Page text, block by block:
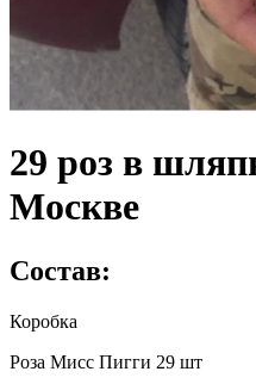
29 роз в
Москве
Состав:
Коробка
Роза Мисс Пигги 29 шт